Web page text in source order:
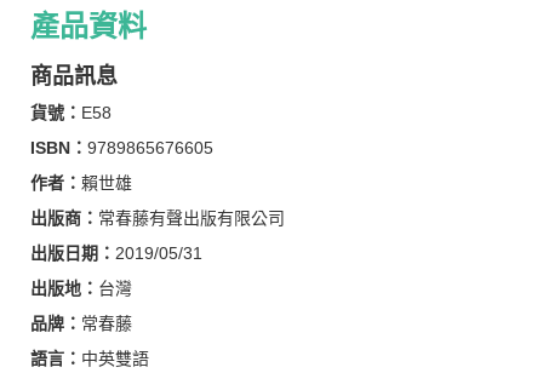
產品資料
商品訊息
貨號： E58
ISBN： 9789865676605
作者： 賴世雄
出版商： 常春藤有聲出版有限公司
出版日期： 2019/05/31
出版地： 台灣
品牌： 常春藤
語言： 中英雙語